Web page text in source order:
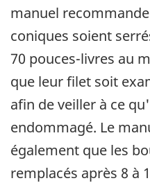
manuel
coniques soient
70 pouces-livres au
que leur filet soit
afin de veiller à ce
endommagé. Le
également que les
remplacés après 8 à